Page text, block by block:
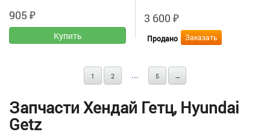
905 ₽ 3 600₽
Продано Заказать
1 2 ... 5 →
Запчасти Хендай Гетц, Hyundai
Getz